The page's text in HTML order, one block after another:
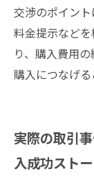
交渉のポイン
料金提示など
り、購入費用
購入につなげる
実際の取引
入成功スト